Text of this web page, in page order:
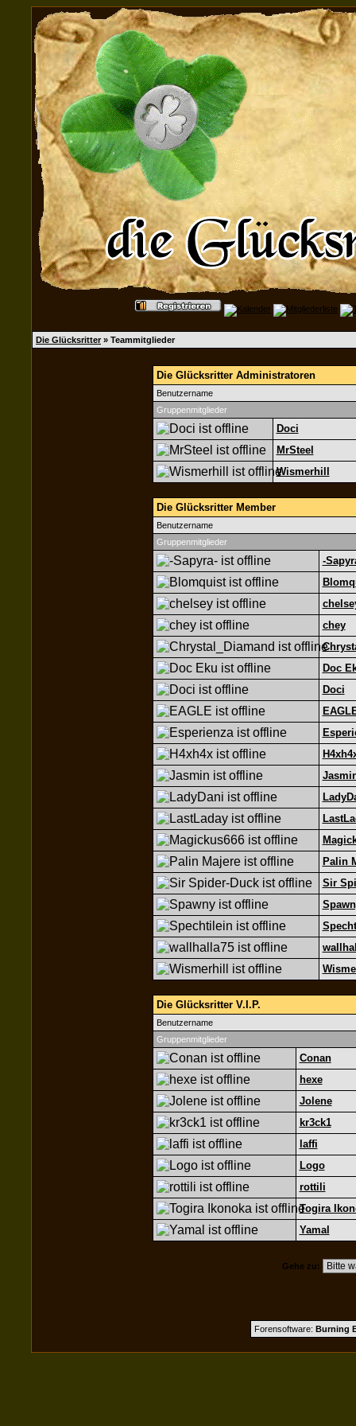
Die Glücksritter » Teammitglieder
Die Glücksritter Administratoren
Benutzername
Gruppenmitglieder
Doci
MrSteel
Wismerhill
Die Glücksritter Member
Benutzername
Gruppenmitglieder
-
chey
Doc
Doci
Palin
Sir
Die Glücksritter V.I.P.
Benutzername
Gruppenmitglieder
Conan
hexe
Jolene
kr3ck1
laffi
Logo
rottili
Togira
Yamal
Gehe zu:
Forensoftware: Burning